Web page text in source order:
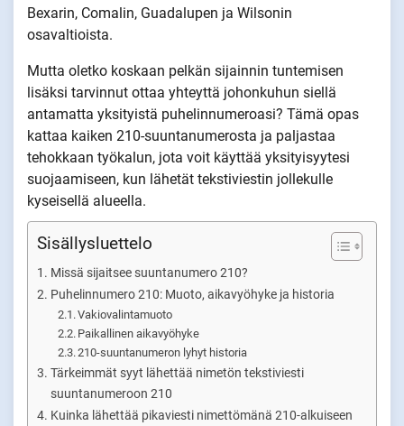
Bexarin, Comalin, Guadalupen ja Wilsonin
osavaltioista.
Mutta oletko koskaan pelkän sijainnin tuntemisen
lisäksi tarvinnut ottaa yhteyttä johonkuhun siellä
antamatta yksityistä puhelinnumeroasi? Tämä opas
kattaa kaiken 210-suuntanumerosta ja paljastaa
tehokkaan työkalun, jota voit käyttää yksityisyytesi
suojaamiseen, kun lähetät tekstiviestin jollekulle
kyseisellä alueella.
Sisällysluettelo
Missä sijaitsee suuntanumero 210?
Puhelinnumero 210: Muoto, aikavyöhyke ja historia
Vakiovalintamuoto
Paikallinen aikavyöhyke
210-suuntanumeron lyhyt historia
Tärkeimmät syyt lähettää nimetön tekstiviesti
suuntanumeroon 210
Kuinka lähettää pikaviesti nimettömänä 210-alkuiseen